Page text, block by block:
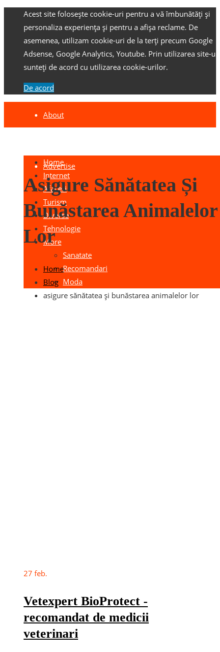
Acest site folosește cookie-uri pentru a vă îmbunătăți și
personaliza experiența și pentru a afișa reclame. De
asemenea, utilizam cookie-uri de la terți precum Google
Adsense, Google Analytics, Youtube. Prin utilizarea site-
sunteți de acord cu utilizarea cookie-urilor.
De acord
About
Advertise
Home
Internet
Afaceri
Turism
Diverse
Tehnologie
More
Sanatate
Recomandari
Moda
Asigure Sănătatea Și
Bunăstarea Animalelor
Lor
Home
Blog
asigure sănătatea și bunăstarea animalelor lor
27 feb.
Vetexpert BioProtect -
recomandat de medicii
veterinari